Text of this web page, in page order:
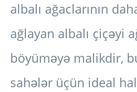
albalı ağaclarının
ağlayan albalı çiçəyi
böyüməyə malikdir,
sahələr üçün ideal